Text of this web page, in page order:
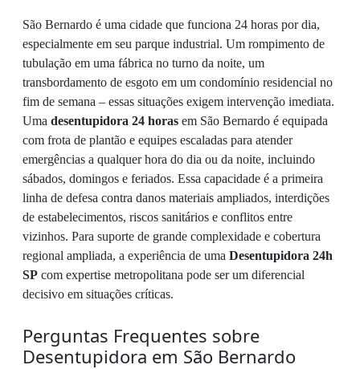
São Bernardo é uma cidade que funciona 24 horas por dia,
especialmente em seu parque industrial. Um rompimento de
tubulação em uma fábrica no turno da noite, um
transbordamento de esgoto em um condomínio residencial no
fim de semana – essas situações exigem intervenção imediata.
Uma desentupidora 24 horas em São Bernardo é equipada
com frota de plantão e equipes escaladas para atender
emergências a qualquer hora do dia ou da noite, incluindo
sábados, domingos e feriados. Essa capacidade é a primeira
linha de defesa contra danos materiais ampliados, interdições
de estabelecimentos, riscos sanitários e conflitos entre
vizinhos. Para suporte de grande complexidade e cobertura
regional ampliada, a experiência de uma Desentupidora 24h
SP com expertise metropolitana pode ser um diferencial
decisivo em situações críticas.
Perguntas Frequentes sobre
Desentupidora em São Bernardo